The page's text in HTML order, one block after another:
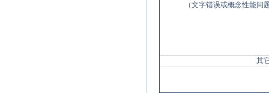
（文字错误或概念性能问
其